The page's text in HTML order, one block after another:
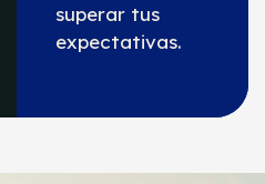
superar tus
expectativas.